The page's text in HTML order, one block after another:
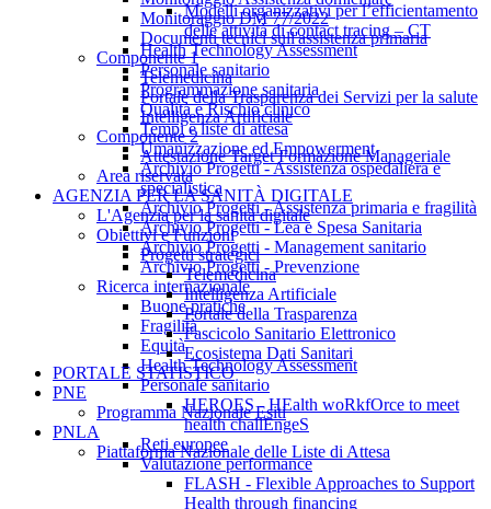
Monitoraggio DM 77/2022
Documenti tecnici sull'assistenza primaria
Componente 1
Telemedicina
Portale della Trasparenza dei Servizi per la salute
Intelligenza Artificiale
Componente 2
Attestazione Target Formazione Manageriale
Area riservata
AGENZIA PER LA SANITÀ DIGITALE
L'Agenzia per la sanità digitale
Obiettivi e Funzioni
Progetti strategici
Telemedicina
Intelligenza Artificiale
Portale della Trasparenza
Fascicolo Sanitario Elettronico
Ecosistema Dati Sanitari
PORTALE STATISTICO
PNE
Programma Nazionale Esiti
PNLA
Piattaforma Nazionale delle Liste di Attesa
Modelli organizzativi per l’efficientamento
delle attività di contact tracing – CT
Health Technology Assessment
Personale sanitario
Programmazione sanitaria
Qualità e Rischio clinico
Tempi e liste di attesa
Umanizzazione ed Empowerment
Archivio Progetti - Assistenza ospedaliera e
specialistica
Archivio Progetti - Assistenza primaria e fragilità
Archivio Progetti - Lea e Spesa Sanitaria
Archivio Progetti - Management sanitario
Archivio Progetti - Prevenzione
Ricerca internazionale
Buone pratiche
Fragilità
Equità
Health Technology Assessment
Personale sanitario
HEROES - HEalth woRkfOrce to meet
health challEngeS
Reti europee
Valutazione performance
FLASH - Flexible Approaches to Support
Health through financing